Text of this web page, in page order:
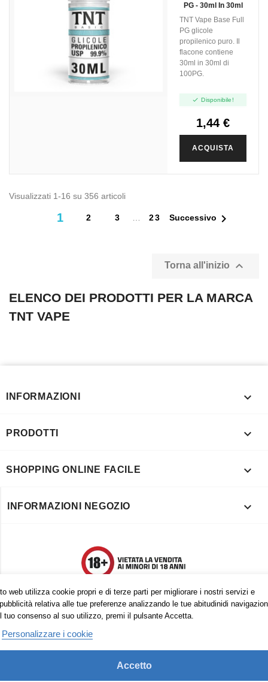
PG - 30ml In 30ml
TNT Vape Base Full
PG glicole
propilenico puro. Il
flacone contiene
30ml in 30ml di
100PG.
 Disponibile!
1,44 €
ACQUISTA
Visualizzati 1-16 su 356 articoli
1 2 3 … 23 Successivo 
Torna all'inizio 
ELENCO DEI PRODOTTI PER LA MARCA
TNT VAPE
web utilizza cookie propri e di terze parti per migliorare i nostri servizi e
relativa alle tue preferenze analizzando le tue abitudinidi
tuo consenso al suo utilizzo, premi il pulsante Accetta.
Personalizzare i cookie
Accetto
INFORMAZIONI 
PRODOTTI 
SHOPPING ONLINE FACILE 
INFORMAZIONI NEGOZIO 
Trovaci anche su: